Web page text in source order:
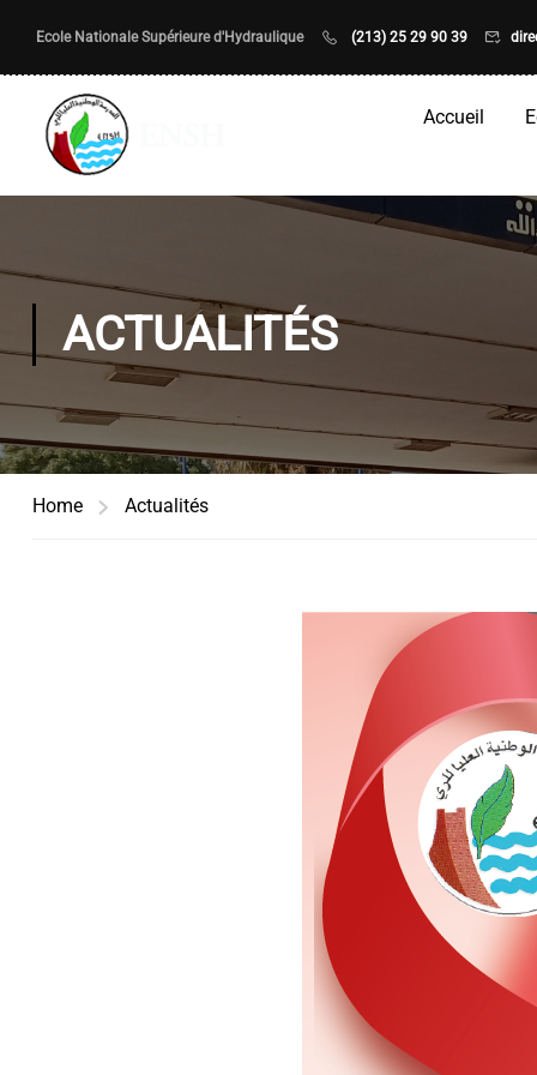
Ecole Nationale Supérieure d'Hydraulique (213) 25 29 90 39
Accueil
ACTUALITÉS
Home Actualités